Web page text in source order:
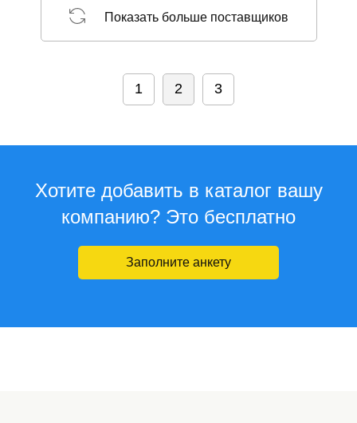
Показать больше поставщиков
1 2 3
Хотите добавить в каталог вашу
компанию? Это бесплатно
Заполните анкету